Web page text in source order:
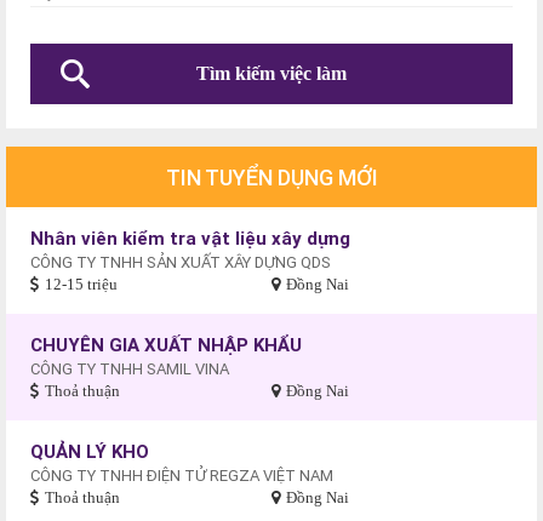
TIN TUYỂN DỤNG MỚI
Nhân viên kiểm tra vật liệu xây dựng
CÔNG TY TNHH SẢN XUẤT XÂY DỰNG QDS
12-15 triệu Đồng Nai
CHUYÊN GIA XUẤT NHẬP KHẨU
CÔNG TY TNHH SAMIL VINA
Thoả thuận Đồng Nai
QUẢN LÝ KHO
CÔNG TY TNHH ĐIỆN TỬ REGZA VIỆT NAM
Thoả thuận Đồng Nai